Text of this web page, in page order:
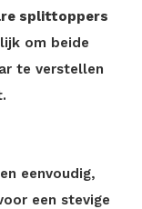
splittoppers
om beide
te verstellen
eenvoudig,
een stevige